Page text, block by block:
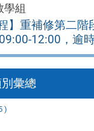
學組
】重補修第二
12:00，逾時
彙總
)